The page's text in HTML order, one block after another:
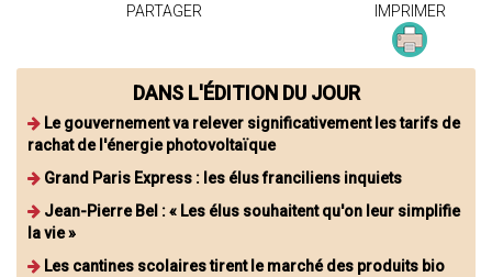
PARTAGER IMPRIMER
DANS L'ÉDITION DU JOUR
Le gouvernement va relever significativement les tarifs de
rachat de l'énergie photovoltaïque
Grand Paris Express : les élus franciliens inquiets
Jean-Pierre Bel : « Les élus souhaitent qu'on leur simplifie
la vie »
Les cantines scolaires tirent le marché des produits bio